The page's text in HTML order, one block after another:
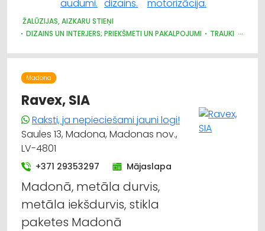
ŽALŪZIJAS, AIZKARU STIEŅI
DIZAINS UN INTERJERS; PRIEKŠMETI UN PAKALPOJUMI
TRAUKI
Madona
Ravex, SIA
Raksti, ja nepieciešami jauni logi!
Saules 13, Madona, Madonas nov.,
LV-4801
+371 29353297 Mājaslapa
Madonā, metāla durvis,
metāla iekšdurvis, stikla
paketes Madonā